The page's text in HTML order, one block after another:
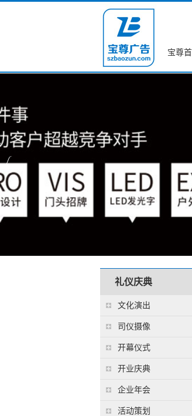
宝尊
礼仪庆典
文化演出
司仪摄像
开幕仪式
开业庆典
企业年会
活动策划